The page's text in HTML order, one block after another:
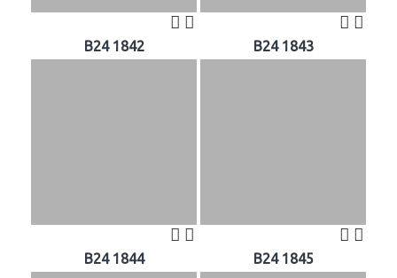
B24 1842 B24 1843
B24 1844 B24 1845